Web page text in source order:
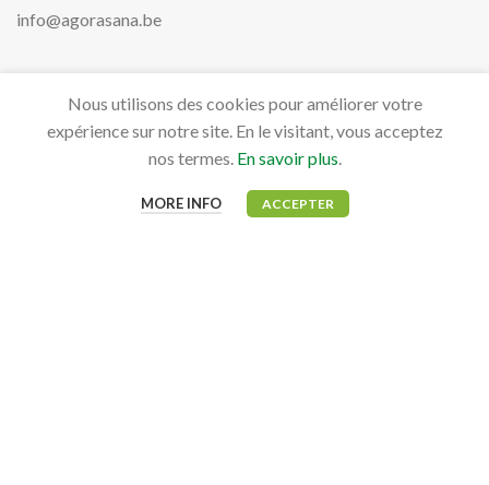
info@agorasana.be
PRODUITS
Aviaires
Nous utilisons des cookies pour améliorer votre
expérience sur notre site. En le visitant, vous acceptez
nos termes. En savoir plus.
MORE INFO ACCEPTER